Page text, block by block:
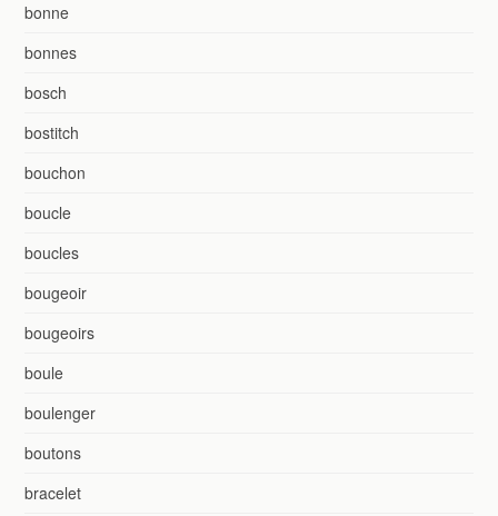
bonne
bonnes
bosch
bostitch
bouchon
boucle
boucles
bougeoir
bougeoirs
boule
boulenger
boutons
bracelet